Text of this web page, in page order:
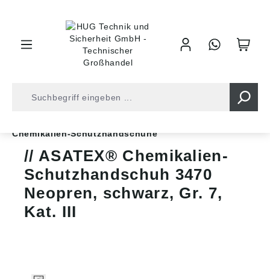
Chemikalien-Schutzhandschuhe
ASATEX® Chemikalien-
Schutzhandschuh 3470
Neopren, schwarz, Gr. 7,
Kat. III